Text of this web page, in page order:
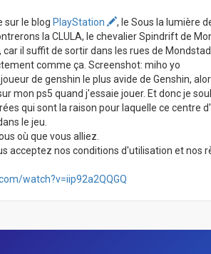
sur le blog PlayStation
, le Sous la lumière
la CLULA, le chevalier Spindrift de
car il suffit de sortir dans les rues de
comme ça. Screenshot: miho yo
de genshin le plus avide de Genshin,
mon ps5 quand j'essaie jouer. Et donc je
qui sont la raison pour laquelle ce centre
le jeu.
où que vous alliez.
acceptez nos conditions d'utilisation et nos
watch?v=iip92a2QQGQ